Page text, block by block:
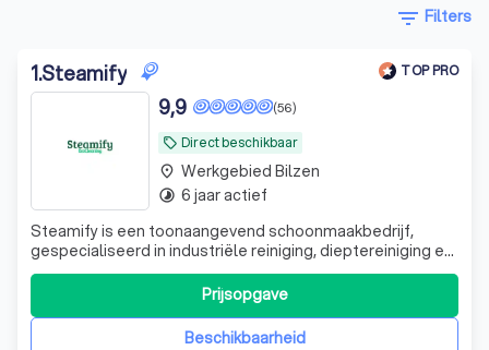
filter_list Filters
1.Steamify TOP PRO
local_offer Direct beschikbaar
(56)
9,9
Steamify is een toonaangevend schoonmaakbedrijf,
gespecialiseerd in industriële reiniging, dieptereiniging en
ontstoffingswerken. Met een passie voor orde, netheid en
kwaliteit bieden wij gespecialiseerde
schoonmaakoplossingen voor bedrijven in de
voedingsindustrie, horeca, grootkeukens, koel- en vr
Beschikbaarheid
Prijsopgave
place Werkgebied Bilzen
timelapse 6 jaar actief